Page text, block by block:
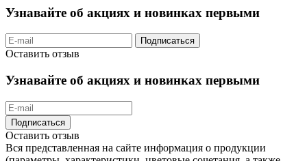
Узнавайте об акциях и новинках первыми
Подписаться
Оставить отзыв
Узнавайте об акциях и новинках первыми
Подписаться
Оставить отзыв
Вся представленная на сайте информация о продукции